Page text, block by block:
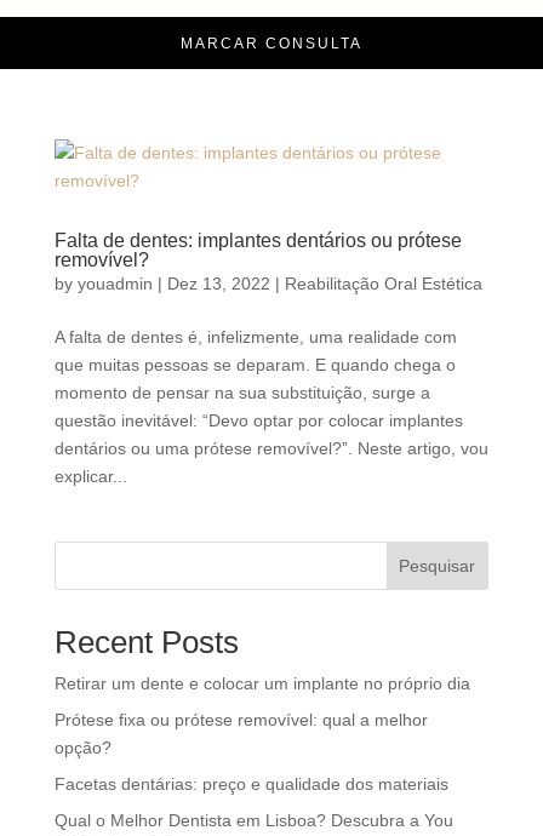
MARCAR CONSULTA
Falta de dentes: implantes dentários ou prótese
removível?
by youadmin | Dez 13, 2022 | Reabilitação Oral Estética
A falta de dentes é, infelizmente, uma realidade com
que muitas pessoas se deparam. E quando chega o
momento de pensar na sua substituição, surge a
questão inevitável: “Devo optar por colocar implantes
dentários ou uma prótese removível?”. Neste artigo, vou
explicar...
Pesquisar
Recent Posts
Retirar um dente e colocar um implante no próprio dia
Prótese fixa ou prótese removível: qual a melhor
opção?
Facetas dentárias: preço e qualidade dos materiais
Qual o Melhor Dentista em Lisboa? Descubra a You